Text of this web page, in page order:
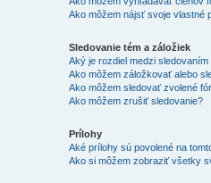
Ako môžem nájsť svoje vlastné
Sledovanie tém a záložiek
Aký je rozdiel medzi
Ako môžem záložkovať alebo
Ako môžem sledovať zvolené
Ako môžem zrušiť sledovanie?
Prílohy
Aké prílohy sú povolené na
Ako si môžem zobraziť všetky